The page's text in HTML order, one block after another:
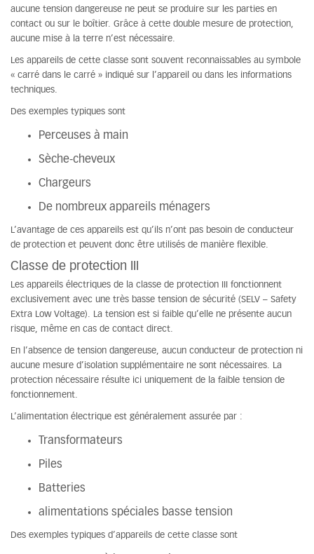
aucune tension dangereuse ne peut se produire sur les parties en
contact ou sur le boîtier. Grâce à cette double mesure de protection,
aucune mise à la terre n’est nécessaire.
Les appareils de cette classe sont souvent reconnaissables au symbole
« carré dans le carré » indiqué sur l’appareil ou dans les informations
techniques.
Des exemples typiques sont
Perceuses à main
Sèche-cheveux
Chargeurs
De nombreux appareils ménagers
L’avantage de ces appareils est qu’ils n’ont pas besoin de conducteur
de protection et peuvent donc être utilisés de manière flexible.
Classe de protection III
Les appareils électriques de la classe de protection III fonctionnent
exclusivement avec une très basse tension de sécurité (SELV – Safety
Extra Low Voltage). La tension est si faible qu’elle ne présente aucun
risque, même en cas de contact direct.
En l’absence de tension dangereuse, aucun conducteur de protection ni
aucune mesure d’isolation supplémentaire ne sont nécessaires. La
protection nécessaire résulte ici uniquement de la faible tension de
fonctionnement.
L’alimentation électrique est généralement assurée par :
Transformateurs
Piles
Batteries
alimentations spéciales basse tension
Des exemples typiques d’appareils de cette classe sont